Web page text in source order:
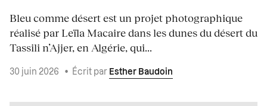
Bleu comme désert est un projet photographique
réalisé par Leïla Macaire dans les dunes du désert du
Tassili n’Ajjer, en Algérie, qui...
30 juin 2026 • Écrit par Esther Baudoin